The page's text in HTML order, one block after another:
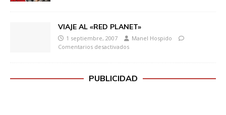
VIAJE AL «RED PLANET»
1 septiembre, 2007
Manel Hospido
Comentarios desactivados
PUBLICIDAD